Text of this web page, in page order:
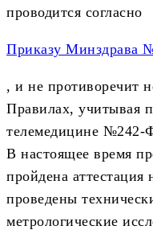
проводится согласно
Приказу Минздрава
, и не противоречит
Правилах, учитывая
телемедицине №242-
В настоящее время
пройдена аттестация
проведены
метрологические